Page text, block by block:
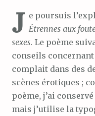
J e poursuis
Étrennes aux
sexes. Le poème
conseils concernant
complait dans des
scènes érotiques ;
poème, j’ai
mais j’utilise la